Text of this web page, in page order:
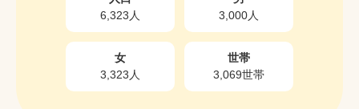
6,323人
3,000人
女
3,323人
世帯
3,069世帯